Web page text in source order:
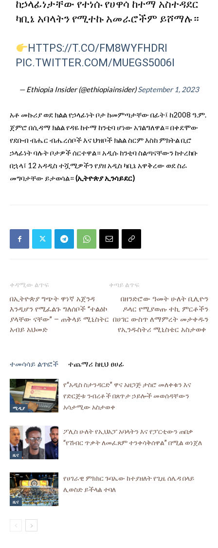
ከኃላፊነታቸው የተነሱ የሀዋሳ ከተማ አስተዳደር
ካቢኔ አባላትን የሚተኩ አመራሮችም ይሾማሉ።
HTTPS://T.CO/FM8WYFHDRI
PIC.TWITTER.COM/MUEGS5006I
— Ethiopia Insider (@ethiopiainsider)September 1, 2023
አቶ መኩሪያ ወደ ክልል የኃላፊነት ቦታ ከመምጣታቸው በፊት፤ ከ2008 ዓ.ም.
ጀምሮ በሲዳማ ክልል የዳዬ ከተማ ከንቲባ ሆነው አገልግለዋል። በቀደሞው
የደቡብ ብሔር ብሔረሰቦች እና ህዝቦች ክልል ስርም እስከ ምክትል ቢሮ
ኃላፊነት ባሉት ቦታዎች ሰርተዋል። አዲሱ ከንቲባ ስልጣናቸውን ከተረከቡ
በኋላ፤ 12 አዳዲስ ተሿሚዎችን የያዘ አዲስ ካቢኔ አዋቅረው ወደ ስራ
መግባታቸው ይታወሳል። (ኢትዮጵያ ኢንሳይደር)
ቀዳሚው ልጥፍ
በኢትዮጵያ ግጭት ዋነኛ አጀንዳ
እንዲሆን የሚፈልጉ ግለሰቦች “ተልዕኮ
ያላቸው ናቸው” – ጠቅላይ ሚኒስትር
አብይ አህመድ
ቀጣይ ልጥፍ
በዘንድሮው ዓመት ሁለት ቢሊዮን
ዶላር የሚያወጡ ተኪ ምርቶችን
በሀገር ውስጥ ለማምረት መታቀዱን
የኢንዱስትሪ ሚኒስቴር አስታወቀ
ተመሳሳይ ልጥፎች ተጨማሪ ከዚህ ፀሀፊ
ሚዲያ
የ“አዲስ ስታንዳርድ” ዋና አዘጋጅ ታስሮ መለቀቁን እና
የድርጅቱ ንብረቶች በጸጥታ ኃይሎች መወሰዳቸውን
አሳታሚው አስታወቀ
ዜና
ፖሊስ ሁለት የኢህአፓ አባላትን እና የፓርቲውን ጠበቃ
“የሽብር ጥቃት ለመፈጸም ተንቀሳቅሰዋል” በሚል ወነጀለ
ዜና
የሀገራዊ ምክክር ጉባኤው ከተያዘለት የጊዜ ሰሌዳ በላይ
ሊወስድ ይችላል ተባለ